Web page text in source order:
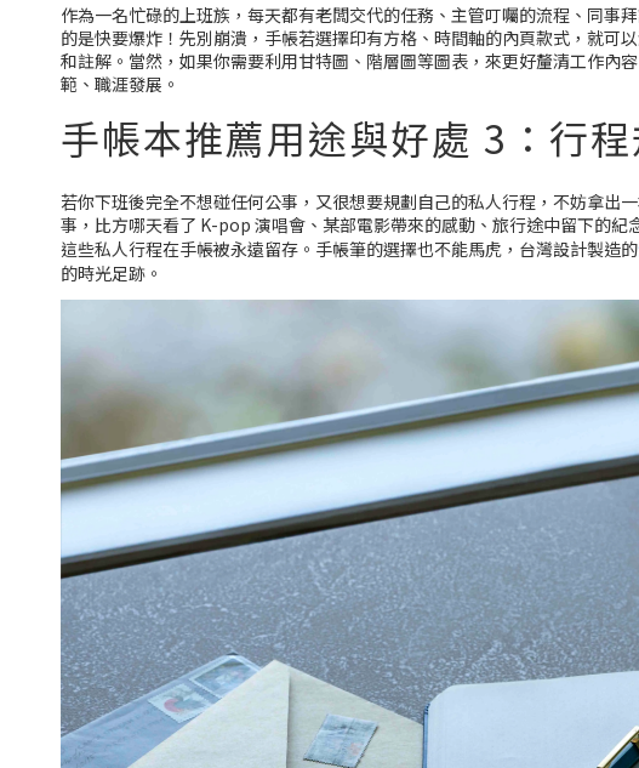
作為一名忙碌的上班族，每天都有老闆交代的任務、主管叮囑的流程、同
的是快要爆炸！先別崩潰，手帳若選擇印有方格、時間軸的內頁款式，就可
和註解。當然，如果你需要利用甘特圖、階層圖等圖表，來更好釐清工作內
範、職涯發展。
手帳本推薦用途與好處 3：行程
若你下班後完全不想碰任何公事，又很想要規劃自己的私人行程，不妨拿出
事，比方哪天看了 K-pop 演唱會、某部電影帶來的感動、旅行途中留下的
這些私人行程在手帳被永遠留存。手帳筆的選擇也不能馬虎，台灣設計製造的
的時光足跡。